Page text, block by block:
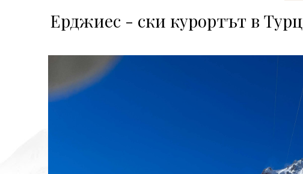
Ерджиес - ски курортът в